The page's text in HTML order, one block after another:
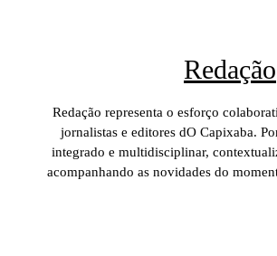
Redação
Redação representa o esforço
jornalistas e editores dO Capixaba.
integrado e multidisciplinar,
acompanhando as novidades do